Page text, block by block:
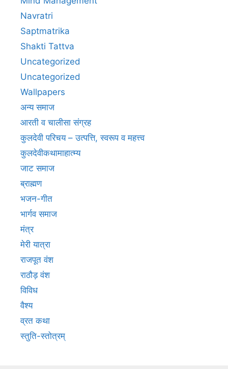
Navratri
Saptmatrika
Shakti Tattva
Uncategorized
Uncategorized
Wallpapers
अन्य समाज
आरती व चालीसा संग्रह
कुलदेवी परिचय – उत्पत्ति, स्वरूप व महत्त्व
कुलदेवीकथामाहात्म्य
जाट समाज
ब्राह्मण
भजन-गीत
भार्गव समाज
मंत्र
मेरी यात्रा
राजपूत वंश
राठौड़ वंश
विविध
वैश्य
व्रत कथा
स्तुति-स्तोत्रम्